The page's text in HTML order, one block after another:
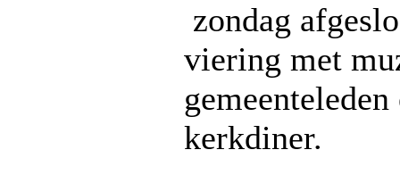
zondag
viering met
kerkdiner.